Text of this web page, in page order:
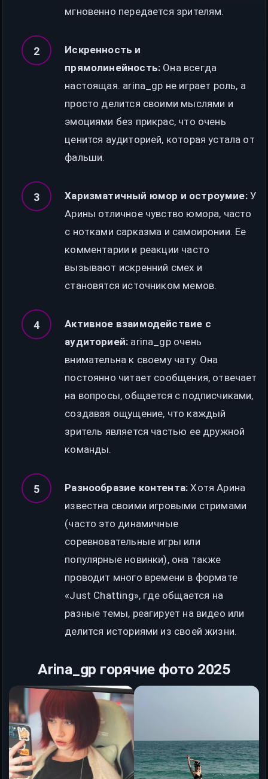
мгновенно передается зрителям.
Искренность и
прямолинейность: Она всегда
настоящая. arina_gp не играет роль, а
просто делится своими мыслями и
эмоциями без прикрас, что очень
ценится аудиторией, которая устала от
фальши.
Харизматичный юмор и остроумие:У
Арины отличное чувство юмора, часто
с нотками сарказма и самоиронии. Ее
комментарии и реакции часто
вызывают искренний смех и
становятся источником мемов.
Активное взаимодействие с
аудиторией: arina_gp очень
внимательна к своему чату. Она
постоянно читает сообщения, отвечает
на вопросы, общается с подписчиками,
создавая ощущение, что каждый
зритель является частью ее дружной
команды.
Разнообразие контента: Хотя Арина
известна своими игровыми стримами
(часто это динамичные
соревновательные игры или
популярные новинки), она также
проводит много времени в формате
«Just Chatting», где общается на
разные темы, реагирует на видео или
делится историями из своей жизни.
Arina_gp горячие фото 2025